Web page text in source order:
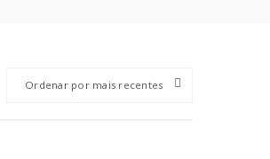
Ordenar por mais recentes